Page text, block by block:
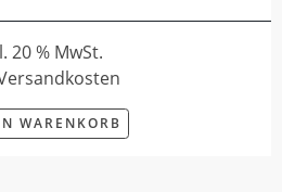
20 % MwSt.
WARENKORB